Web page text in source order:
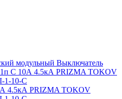
4.5кА PRIZMA TOKOV